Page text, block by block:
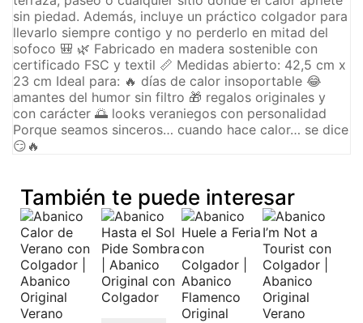
sin piedad. Además, incluye un práctico colgador para
llevarlo siempre contigo y no perderlo en mitad del
sofoco 🎒 🌿 Fabricado en madera sostenible con
certificado FSC y textil 📏 Medidas abierto: 42,5 cm x
23 cm Ideal para: 🔥 días de calor insoportable 😂
amantes del humor sin filtro 🎁 regalos originales y
con carácter 🌅 looks veraniegos con personalidad
Porque seamos sinceros… cuando hace calor… se dice
😏🔥
También te puede interesar